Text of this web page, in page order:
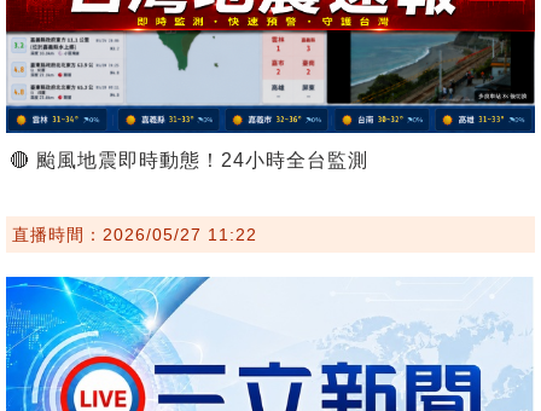
🔴 颱風地震即時動態！24小時全台監測
直播時間：2026/05/27 11:22